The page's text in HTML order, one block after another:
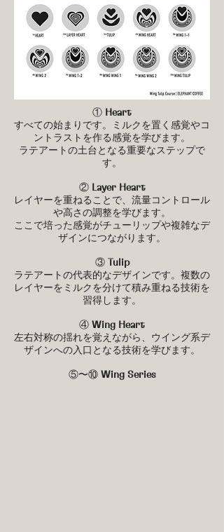
① Heart
すべての始まりです。ミルクを置く感覚やコ
ントラストを作る感覚を学びます。
ラテアートの土台となる重要なステップで
す。
②
Layer Heart
レイヤーを重ねることで、流量コントロール
や高さの調整を学びます。
ここで培った感覚がチューリップや複雑なデ
ザインにつながります。
③ Tulip
ラテアートの代表的なデザインです。複数の
レイヤーをミルクを分けて積み重ねる技術を
習得します。
④ Wing Heart
左右対称の揺れを覚えながら、ウイング系デ
ザインへの入口となる技術を学びます。
⑤〜⑩ Wing Series